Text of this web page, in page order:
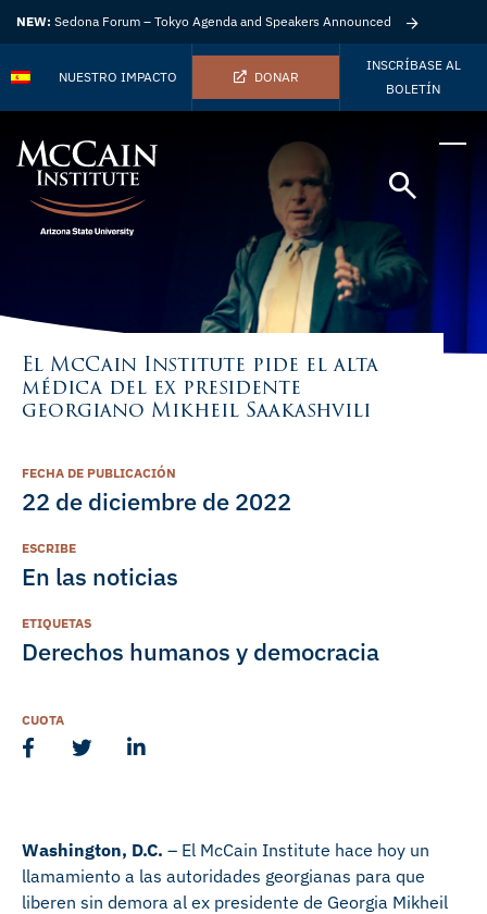
NEW: Sedona Forum – Tokyo Agenda and Speakers Announced
NUESTRO IMPACTO DONAR
INSCRÍBASE AL
BOLETÍN
El McCain Institute pide el alta
médica del ex presidente
georgiano Mikheil Saakashvili
Washington, D.C. – El McCain Institute hace hoy un
llamamiento a las autoridades georgianas para que
liberen sin demora al ex presidente de Georgia Mikheil
FECHA DE PUBLICACIÓN
22 de diciembre de 2022
ESCRIBE
En las noticias
ETIQUETAS
Derechos humanos y democracia
CUOTA